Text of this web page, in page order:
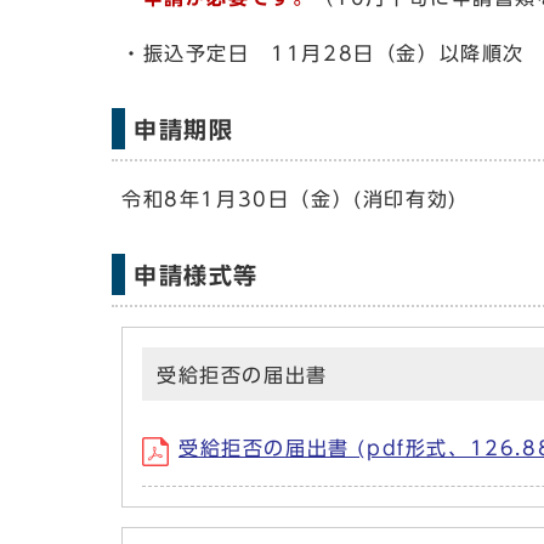
・振込予定日 11月28日（金）以降順次
申請期限
令和8年1月30日（金）(消印有効)
申請様式等
受給拒否の届出書
受給拒否の届出書 (pdf形式、